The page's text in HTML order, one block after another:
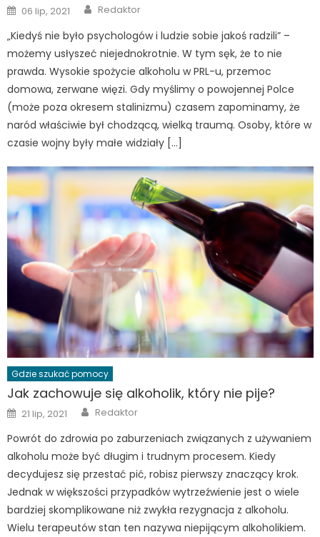
Posted
on
06 lip, 2021 Author
Redaktor
„Kiedyś nie było psychologów i ludzie sobie jakoś radzili” –
możemy usłyszeć niejednokrotnie. W tym sęk, że to nie
prawda. Wysokie spożycie alkoholu w PRL-u, przemoc
domowa, zerwane więzi. Gdy myślimy o powojennej Polce
(może poza okresem stalinizmu) czasem zapominamy, że
naród właściwie był chodzącą, wielką traumą. Osoby, które w
czasie wojny były małe widziały […]
Gdzie szukać pomocy
Jak zachowuje się alkoholik, który nie pije?
Posted
on
21 lip, 2021 Author
Redaktor
Powrót do zdrowia po zaburzeniach związanych z używaniem
alkoholu może być długim i trudnym procesem. Kiedy
decydujesz się przestać pić, robisz pierwszy znaczący krok.
Jednak w większości przypadków wytrzeźwienie jest o wiele
bardziej skomplikowane niż zwykła rezygnacja z alkoholu.
Wielu terapeutów stan ten nazywa niepijącym alkoholikiem.